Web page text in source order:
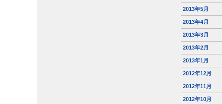
2013年5月
2013年4月
2013年3月
2013年2月
2013年1月
2012年12月
2012年11月
2012年10月